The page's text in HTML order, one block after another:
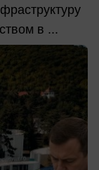
в ...